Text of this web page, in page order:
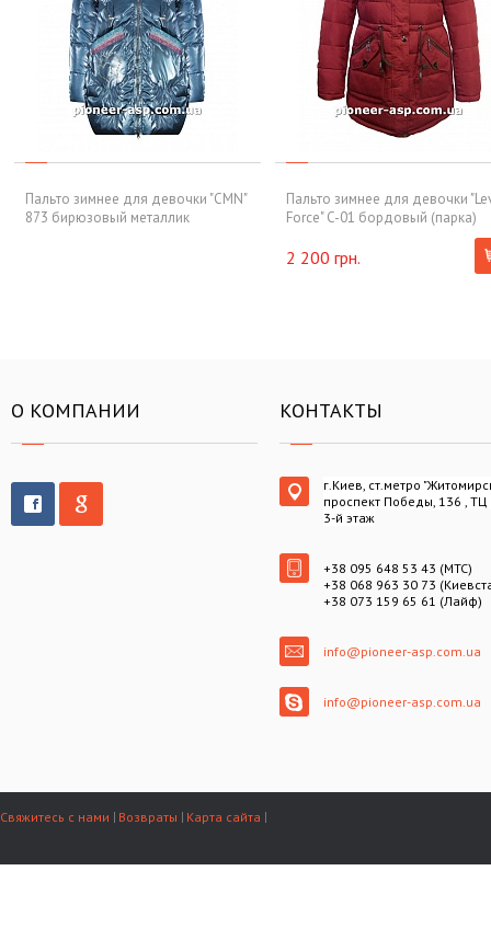
Пальто зимнее для девочки "CMN"
873 бирюзовый металлик
Пальто зимнее для девочки
Force" C-01 бордовый (парка)
2 200 грн.
О КОМПАНИИ КОНТАКТЫ
г.Киев, ст.метро
проспект Победы, 136 , ТЦ
3-й этаж
+38 095 648 53 43 (МТС)
+38 068 963 30 73
+38 073 159 65 61 (Лайф)
info@pioneer-asp.com.ua
info@pioneer-asp.com.ua
Свяжитесь с нами Возвраты Карта сайта